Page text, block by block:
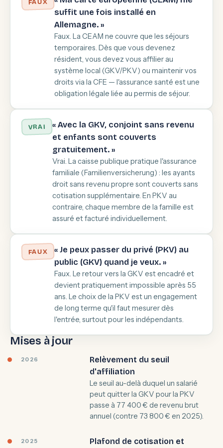
FAUX
suffit une fois installé en
Allemagne. »
Faux. La CEAM ne couvre que les séjours
temporaires. Dès que vous devenez
résident, vous devez vous affilier au
système local (GKV/PKV) ou maintenir vos
droits via la CFE — l'assurance santé est une
obligation légale liée au permis de séjour.
VRAI
« Avec la GKV, conjoint sans revenu
et enfants sont couverts
gratuitement. »
Vrai. La caisse publique pratique l'assurance
familiale (Familienversicherung) : les ayants
droit sans revenu propre sont couverts sans
cotisation supplémentaire. En PKV au
contraire, chaque membre de la famille est
assuré et facturé individuellement.
FAUX
« Je peux passer du privé (PKV) au
public (GKV) quand je veux. »
Faux. Le retour vers la GKV est encadré et
devient pratiquement impossible après 55
ans. Le choix de la PKV est un engagement
de long terme qu'il faut mesurer dès
l'entrée, surtout pour les indépendants.
Mises à jour
2026
Relèvement du seuil
d'affiliation
Le seuil au-delà duquel un salarié
peut quitter la GKV pour la PKV
passe à 77 400 € de revenu brut
annuel (contre 73 800 € en 2025).
2025
Plafond de cotisation et